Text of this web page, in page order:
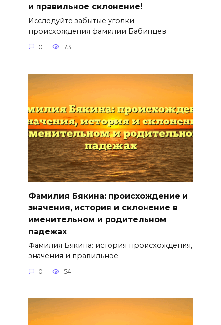
и правильное склонение!
Исследуйте забытые уголки
происхождения фамилии Бабинцев
0 73
Фамилия Бякина: происхождение и
значения, история и склонение в
именительном и родительном
падежах
Фамилия Бякина: история происхождения,
значения и правильное
0 54